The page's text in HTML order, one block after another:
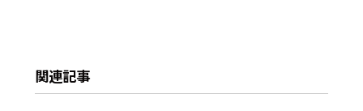
関連記事